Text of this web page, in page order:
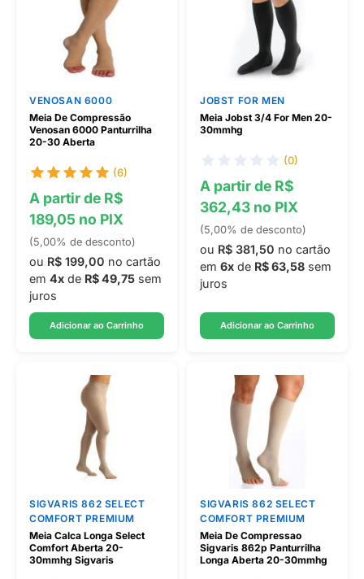
VENOSAN 6000
Meia De Compressão
Venosan 6000 Panturrilha
20-30 Aberta
(6)
A partir de R$
189,05 no PIX
(5,00% de desconto)
ou R$ 199,00 no cartão
em 4x de R$ 49,75 sem
juros
Adicionar ao Carrinho
JOBST FOR MEN
Meia Jobst 3/4 For Men 20-
30mmhg
(0)
A partir de R$
362,43 no PIX
(5,00% de desconto)
ou R$ 381,50 no cartão
em 6x de R$ 63,58 sem
juros
Adicionar ao Carrinho
SIGVARIS 862 SELECT
COMFORT PREMIUM
Meia Calca Longa Select
Comfort Aberta 20-
30mmhg Sigvaris
SIGVARIS 862 SELECT
COMFORT PREMIUM
Meia De Compressao
Sigvaris 862p Panturrilha
Longa Aberta 20-30mmhg